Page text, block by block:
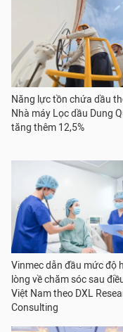
Năng lực tồn chứa dầu
Nhà máy Lọc dầu Dung
tăng thêm 12,5%
Vinmec dẫn đầu mức độ
lòng về chăm sóc sau
Việt Nam theo DXL
Consulting